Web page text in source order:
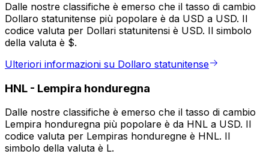
Dalle nostre classifiche è emerso che il tasso di cambio
Dollaro statunitense più popolare è da USD a USD. Il
codice valuta per Dollari statunitensi è USD. Il simbolo
della valuta è $.
Ulteriori informazioni su Dollaro statunitense
HNL - Lempira honduregna
Dalle nostre classifiche è emerso che il tasso di cambio
Lempira honduregna più popolare è da HNL a USD. Il
codice valuta per Lempiras honduregne è HNL. Il
simbolo della valuta è L.